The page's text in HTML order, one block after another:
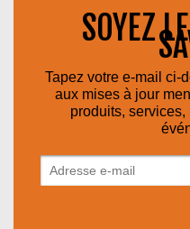
SOYEZ
Tapez votre e-mail ci-
aux mises à jour
produits,